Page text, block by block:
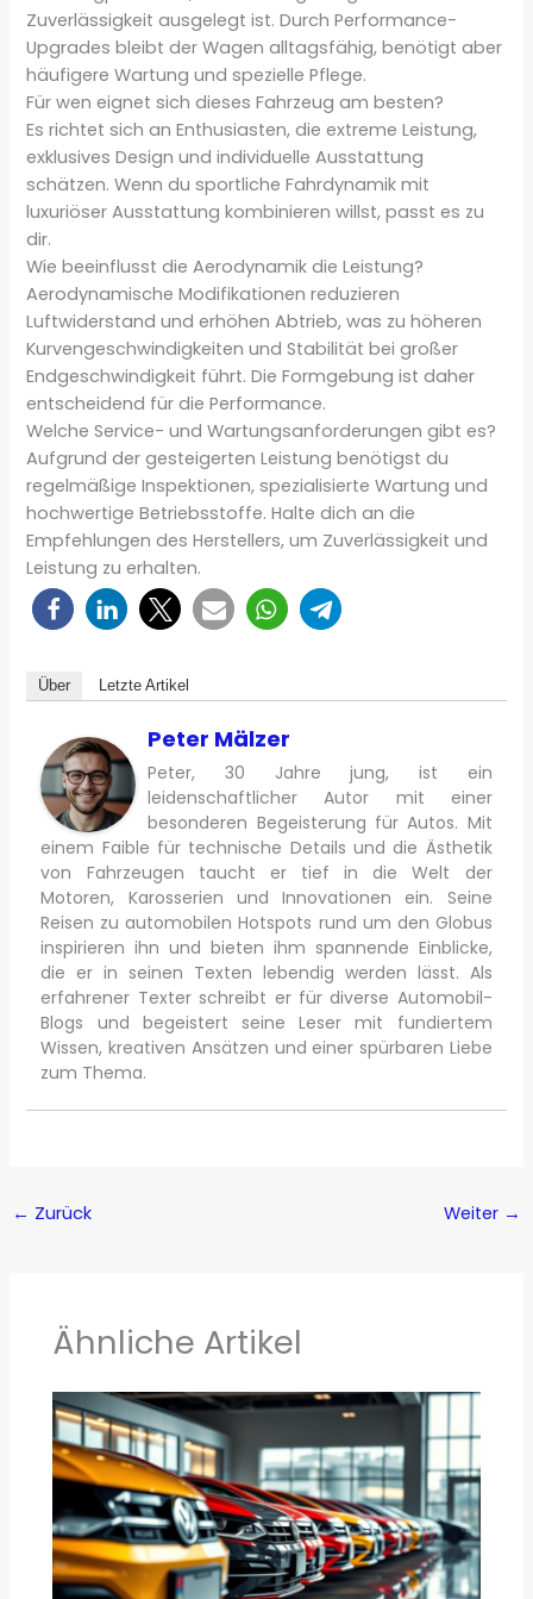
Zuverlässigkeit ausgelegt ist. Durch Performance-
Upgrades bleibt der Wagen alltagsfähig, benötigt aber
häufigere Wartung und spezielle Pflege.
Für wen eignet sich dieses Fahrzeug am besten?
Es richtet sich an Enthusiasten, die extreme Leistung,
exklusives Design und individuelle Ausstattung
schätzen. Wenn du sportliche Fahrdynamik mit
luxuriöser Ausstattung kombinieren willst, passt es zu
dir.
Wie beeinflusst die Aerodynamik die Leistung?
Aerodynamische Modifikationen reduzieren
Luftwiderstand und erhöhen Abtrieb, was zu höheren
Kurvengeschwindigkeiten und Stabilität bei großer
Endgeschwindigkeit führt. Die Formgebung ist daher
entscheidend für die Performance.
Welche Service- und Wartungsanforderungen gibt es?
Aufgrund der gesteigerten Leistung benötigst du
regelmäßige Inspektionen, spezialisierte Wartung und
hochwertige Betriebsstoffe. Halte dich an die
Empfehlungen des Herstellers, um Zuverlässigkeit und
Leistung zu erhalten.
Über Letzte Artikel
Peter Mälzer
Peter, 30 Jahre jung, ist ein
leidenschaftlicher Autor mit einer
besonderen Begeisterung für Autos. Mit
einem Faible für technische Details und die Ästhetik
von Fahrzeugen taucht er tief in die Welt der
Motoren, Karosserien und Innovationen ein. Seine
Reisen zu automobilen Hotspots rund um den Globus
inspirieren ihn und bieten ihm spannende Einblicke,
die er in seinen Texten lebendig werden lässt. Als
erfahrener Texter schreibt er für diverse Automobil-
Blogs und begeistert seine Leser mit fundiertem
Wissen, kreativen Ansätzen und einer spürbaren Liebe
zum Thema.
← Zurück Weiter →
Ähnliche Artikel